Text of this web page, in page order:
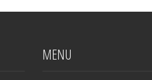
MENU